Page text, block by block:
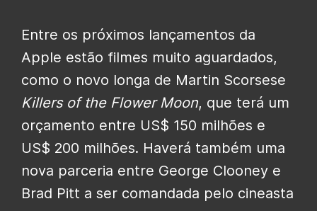
Entre os próximos lançamentos da
Apple estão filmes muito aguardados,
como o novo longa de Martin Scorsese
Killers of the Flower Moon, que terá um
orçamento entre US$ 150 milhões e
US$ 200 milhões. Haverá também uma
nova parceria entre George Clooney e
Brad Pitt a ser comandada pelo cineasta